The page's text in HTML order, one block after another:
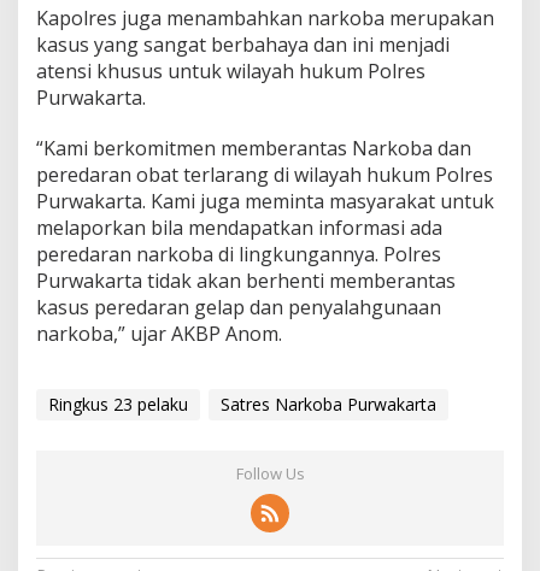
Kapolres juga menambahkan narkoba merupakan
kasus yang sangat berbahaya dan ini menjadi
atensi khusus untuk wilayah hukum Polres
Purwakarta.
“Kami berkomitmen memberantas Narkoba dan
peredaran obat terlarang di wilayah hukum Polres
Purwakarta. Kami juga meminta masyarakat untuk
melaporkan bila mendapatkan informasi ada
peredaran narkoba di lingkungannya. Polres
Purwakarta tidak akan berhenti memberantas
kasus peredaran gelap dan penyalahgunaan
narkoba,” ujar AKBP Anom.
Ringkus 23 pelaku Satres Narkoba Purwakarta
Follow Us